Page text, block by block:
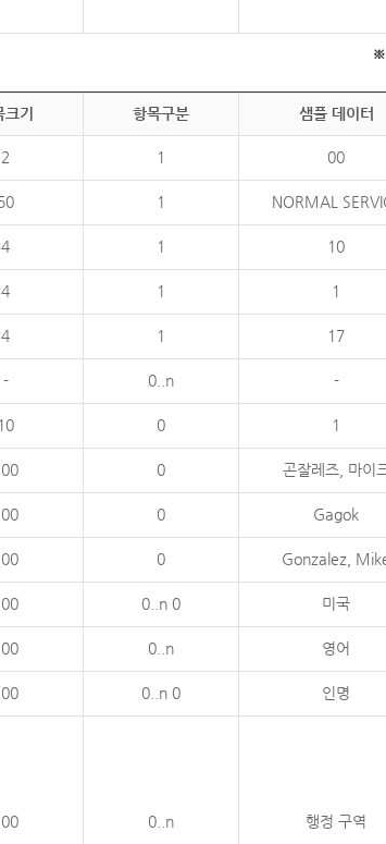
※
기 항목구분 샘플 데이터
2 1 00
1 NORMAL
4 1 10
4 1 1
4 1 17
- 0..n -
10 0 1
0 곤잘레즈, 마이
0 Gagok
0 Gonzalez,
0..n 0 미국
0..n 영어
0..n 0 인명
0..n 행정 구역